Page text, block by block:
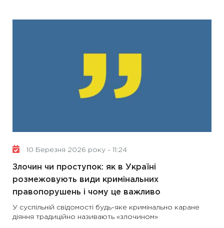
10 Березня 2026 року - 11:24
Злочин чи проступок: як в Україні
розмежовують види кримінальних
правопорушень і чому це важливо
У суспільній свідомості будь-яке кримінально каране
діяння традиційно називають «злочином»